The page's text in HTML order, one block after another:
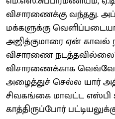
விசாரணைக்கு வந்தது.
மக்களுக்கு
அஜித்குமாரை ஏன் காவல்
விசாரணை
விசாரணைக்காக
அழைத்துச் செல்ல யார்
சிவகங்கை மாவட்ட எஸ்பி
காத்திருப்போர்